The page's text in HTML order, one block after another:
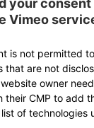
Vimeo
is not permitted
that are not
owner
their CMP to add
of technologies